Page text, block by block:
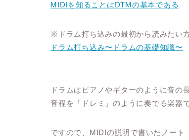
MIDIを知ることはDTMの基本である
※ドラム打ち込みの最初から読みたい
ドラム打ち込み〜ドラムの基礎知識〜
ドラムはピアノやギターのように音の
音程を「ドレミ」のように奏でる楽器
ですので、MIDIの説明で書いたノート